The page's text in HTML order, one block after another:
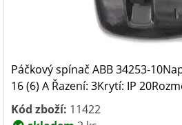
Páčkový spínač ABB 34253-
16 (6) A Řazení: 3Krytí: IP
Kód zboží: 11422